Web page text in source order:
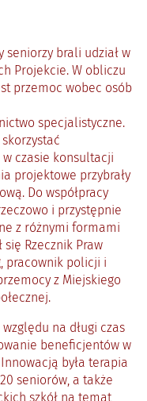
seniorzy brali udział w
Projekcie. W obliczu
przemoc wobec osób
specjalistyczne.
czasie konsultacji
projektowe przybrały
Do współpracy
i przystępnie
z różnymi formami
się Rzecznik Praw
pracownik policji i
z Miejskiego
na długi czas
beneficjentów w
była terapia
seniorów, a także
szkół na temat